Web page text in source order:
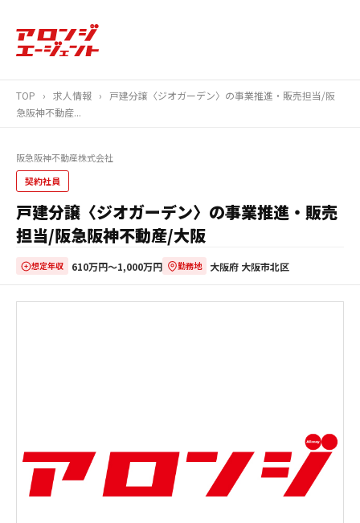
TOP › 求人情報 ›
戸建分譲〈ジオガーデン〉の事業推進・販売担当/阪
急阪神不動産...
阪急阪神不動産株式会社
契約社員
戸建分譲〈ジオガーデン〉の事業推進・販売
担当/阪急阪神不動産/大阪
想定年収 610万円〜1,000万円 勤務地 大阪府 大阪市北区